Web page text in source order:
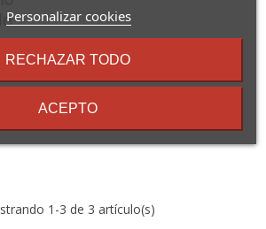
1 -3 de 3 artículo(s)
sobre
términos
Personalizar cookies
RECHAZAR TODO
ACEPTO